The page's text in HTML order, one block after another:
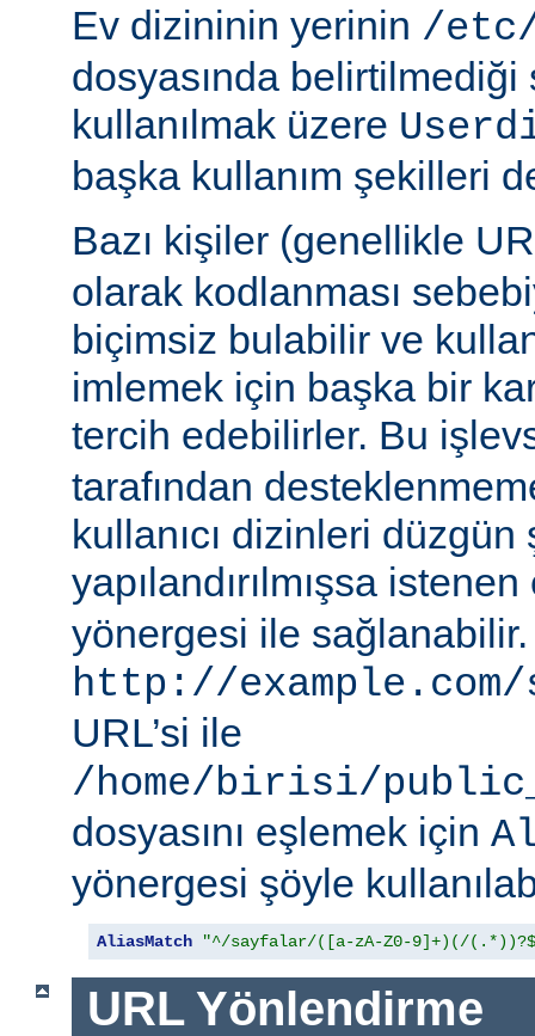
Ev dizininin yerinin /etc/
dosyasında belirtilmediği
kullanılmak üzere
başka kullanım şekilleri
Bazı kişiler (genellikle
olarak kodlanması
biçimsiz bulabilir ve
imlemek için başka bir
tercih edebilirler. Bu
tarafından
kullanıcı dizinleri düzgün
yapılandırılmışsa
yönergesi ile
http://
URL’si ile
/home/birisi/
dosyasını eşlemek için
yönergesi şöyle
AliasMatch "^/sayfalar/([a-zA-Z0-9]+)(/
URL Yönlendirme